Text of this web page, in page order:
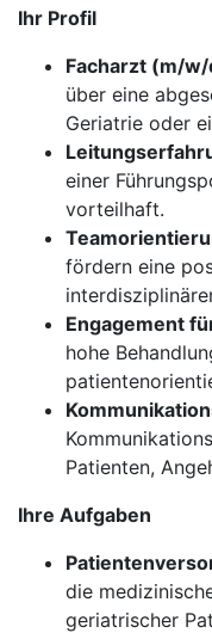
Ihr Profil
Facharzt (m/
über eine
Geriatrie oder
einer
vorteilhaft.
fördern eine
Engagement
hohe
Patienten,
Ihre Aufgaben
die
geriatrischer